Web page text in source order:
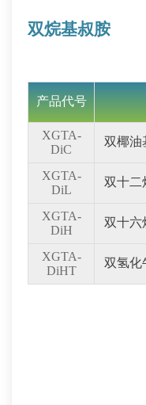
双烷基叔胺
产品代号
XGTA-
DiC
双椰油
XGTA-
DiL
双十二
XGTA-
DiH
双十六
XGTA-
DiHT
双氢化